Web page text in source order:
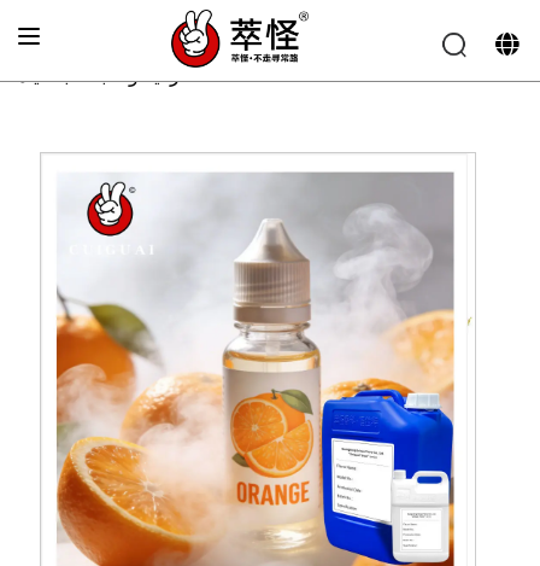
الصفحة الرئيسية نكهة السجائر الإلكترونية